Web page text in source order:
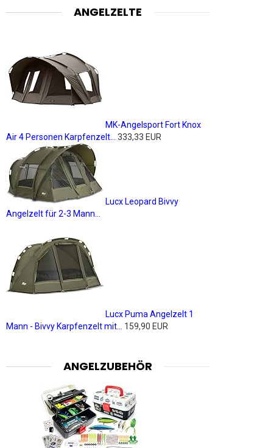
ANGELZELTE
MK-Angelsport Fort Knox
Air 4 Personen Karpfenzelt...
333,33 EUR
Lucx Leopard Bivvy
Angelzelt für 2-3 Mann...
Lucx Puma Angelzelt 1
Mann - Bivvy Karpfenzelt mit...
159,90 EUR
ANGELZUBEHÖR